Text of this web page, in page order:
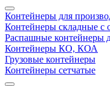
Контейнеры для
Контейнеры складные с
Распашные контейнеры
Контейнеры КО, КОА
Грузовые контейнеры
Контейнеры сетчатые